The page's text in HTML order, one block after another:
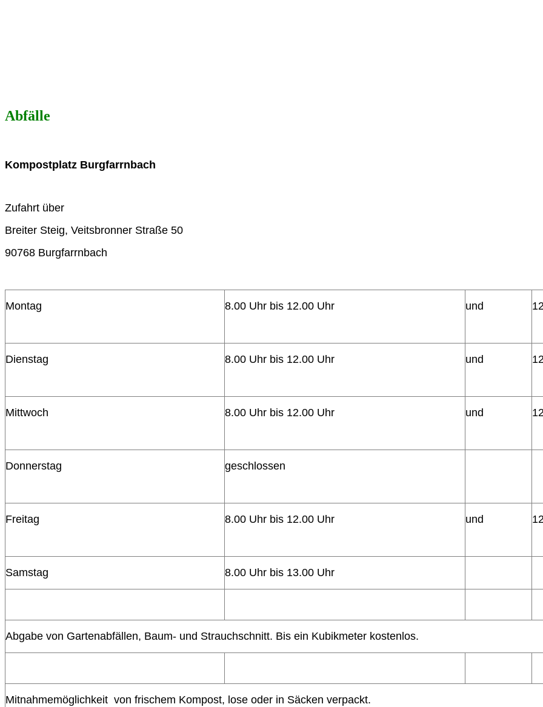
Abfälle
Kompostplatz Burgfarrnbach
Zufahrt über
Breiter Steig, Veitsbronner Straße 50
90768 Burgfarrnbach
Montag 8.00 Uhr bis 12.00 Uhr und
Dienstag 8.00 Uhr bis 12.00 Uhr und
Mittwoch 8.00 Uhr bis 12.00 Uhr und
Donnerstag geschlossen
Freitag 8.00 Uhr bis 12.00 Uhr und
Samstag 8.00 Uhr bis 13.00 Uhr
Abgabe von Gartenabfällen, Baum- und Strauchschnitt. Bis ein Kubikmeter kostenlos.
Mitnahmemöglichkeit von frischem Kompost, lose oder in Säcken verpackt.